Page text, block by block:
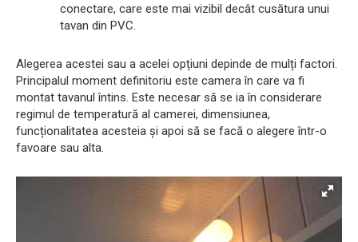
conectare, care este mai vizibil decât cusătura unui
tavan din PVC.
Alegerea acestei sau a acelei opțiuni depinde de mulți factori.
Principalul moment definitoriu este camera în care va fi
montat tavanul întins. Este necesar să se ia în considerare
regimul de temperatură al camerei, dimensiunea,
funcționalitatea acesteia și apoi să se facă o alegere într-o
favoare sau alta.